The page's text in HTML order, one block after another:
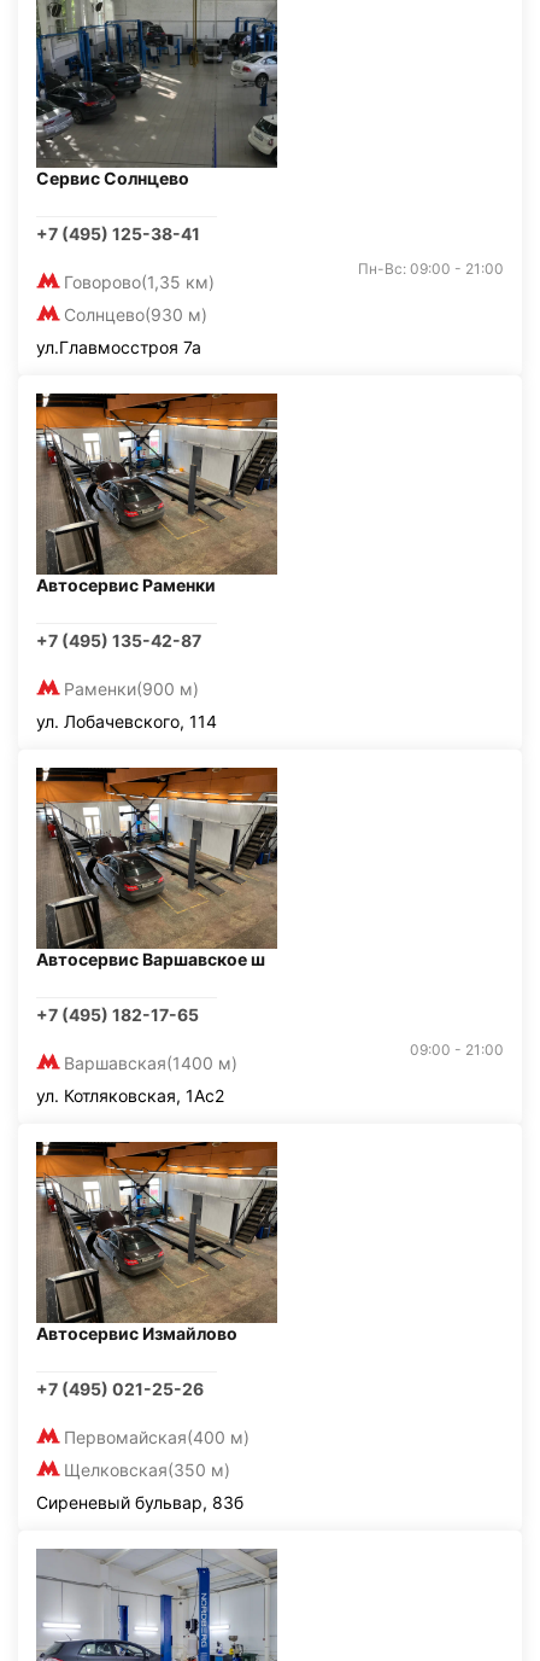
Сервис Солнцево
+7 (495) 125-38-41
Говорово(1,35 км)
Солнцево(930 м)
Пн-Вс: 09:00 - 21:00
ул.Главмосстроя 7а
Автосервис Раменки
+7 (495) 135-42-87
Раменки(900 м)
ул. Лобачевского, 114
Автосервис Варшавское ш
+7 (495) 182-17-65
Варшавская(1400 м)
09:00 - 21:00
ул. Котляковская, 1Ас2
Автосервис Измайлово
+7 (495) 021-25-26
Первомайская(400 м)
Щелковская(350 м)
Сиреневый бульвар, 83б